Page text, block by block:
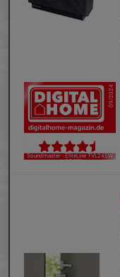
09/2024
Soundmaster - EliteLine TVL24SW
„HORST“